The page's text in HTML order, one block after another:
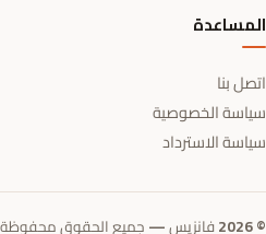
المساعدة
اتصل بنا
سياسة الخصوصية
سياسة الاسترداد
© 2026 فانزيس — جميع الحقوق محفوظة.